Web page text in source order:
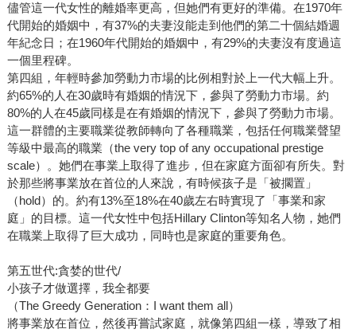
儘管這一代女性的離婚率更高，但她們有更好的準備。在1970年
代開始的婚姻中，有37%的夫妻沒能走到他們的第二十個結婚週
年紀念日；在1960年代開始的婚姻中，有29%的夫妻沒有度過這
一個里程碑。
第四組，年輕時參加勞動力市場的比例相對於上一代大幅上升。
約65%的人在30歲時有婚姻的情況下，參與了勞動力市場。約
80%的人在45歲同樣是在有婚姻的情況下，參與了勞動力市場。
這一群體的主要職業從教師轉向了各種職業，包括任何職業聲望
等級中最高的職業（the very top of any occupational prestige
scale）。她們在事業上取得了進步，但在家庭方面卻有所失。對
於那些將事業放在首位的人來說，有時候孩子是「被擱置」
（hold）的。約有13%至18%在40歲左右時實現了「事業和家
庭」的目標。這一代女性中包括Hillary Clinton等知名人物，她們
在職業上取得了巨大成功，同時也是家庭的重要角色。
第五世代:貪婪的世代/
小孩子才做選擇，我全都要
（The Greedy Generation：I want them all）
將事業放在首位，然後再嘗試家庭，就像第四組一樣，導致了相